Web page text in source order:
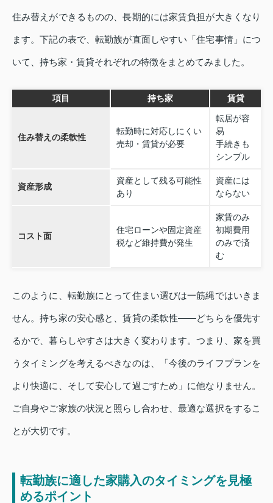
住み替えができるものの、長期的には家賃負担が大きくなり
ます。下記の表で、転勤族が直面しやすい「住宅事情」につ
いて、持ち家・賃貸それぞれの特徴をまとめてみました。
項目 持ち家 賃貸
住み替えの柔軟性
転勤時に対応しにくい
売却・賃貸が必要
転居が容
易
手続きも
シンプル
資産形成
資産として残る可能性
あり
資産には
ならない
コスト面
住宅ローンや固定資産
税など維持費が発生
家賃のみ
初期費用
のみで済
む
このように、転勤族にとって住まい選びは一筋縄ではいきま
せん。持ち家の安心感と、賃貸の柔軟性——どちらを優先す
るかで、暮らしやすさは大きく変わります。つまり、家を買
うタイミングを考えるべきなのは、「今後のライフプランを
より快適に、そして安心して過ごすため」に他なりません。
ご自身やご家族の状況と照らし合わせ、最適な選択をするこ
とが大切です。
転勤族に適した家購入のタイミングを見極
めるポイント